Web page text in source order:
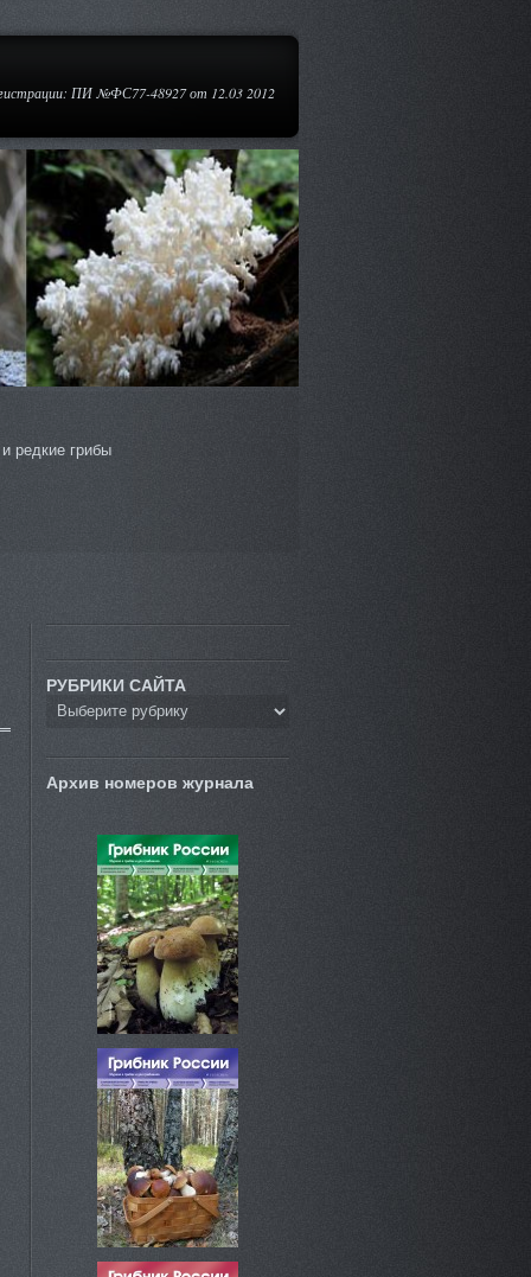
ПИ №ФС77-48927 от 12.03 2012
редкие грибы
РУБРИКИ САЙТА
Архив номеров журнала